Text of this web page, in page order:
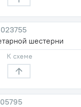
шестерни
К схеме